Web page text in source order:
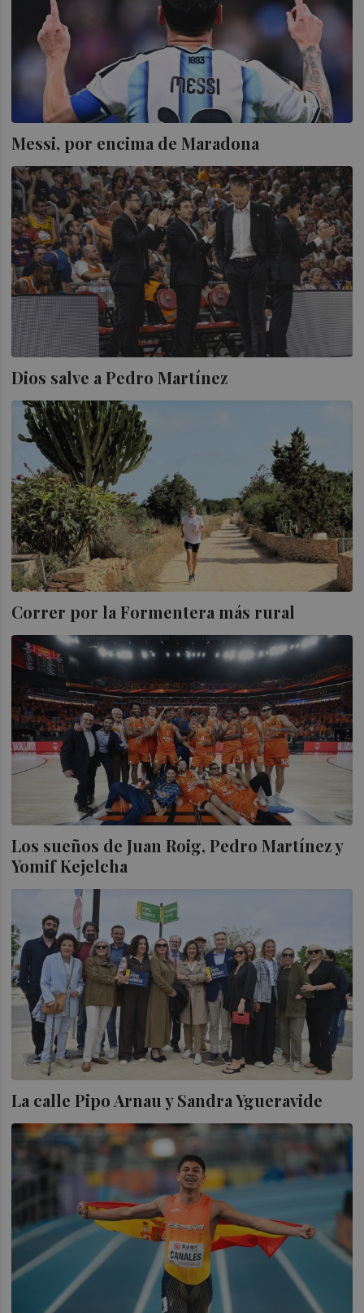
Messi, por encima de Maradona
Dios salve a Pedro Martínez
Correr por la Formentera más rural
Los sueños de Juan Roig, Pedro Martínez y
Yomif Kejelcha
La calle Pipo Arnau y Sandra Ygueravide